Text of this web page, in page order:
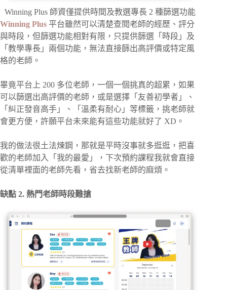
Winning Plus 師資僅提供時間及教選專長 2 種篩選功能
Winning Plus 平台雖然可以清楚查閱老師的經歷、評分
與時段，但篩選功能相對有限，只提供篩選「時段」及
「教學專長」兩個功能，無法直接篩出高評價或特定風
格的老師。
畢竟平台上 200 多位老師，一個一個挑真的超累，如果
可以篩選出高評價的老師，或是選擇「友善初學者」、
「糾正發音高手」、「溫柔有耐心」等標籤，挑老師就
會更方便，許願平台未來能有這些功能就好了 XD。
我的做法很土法煉鋼，那就是平時沒事就多逛逛，把喜
歡的老師加入「我的最愛」，下次預約課程我就會直接
從清單裡面的老師先看，省去找新老師的麻煩。
缺點 2. 熱門老師時段難搶